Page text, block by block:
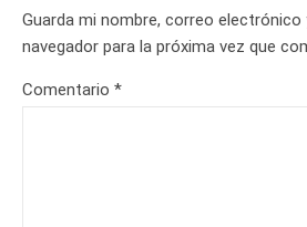
Guarda mi nombre, correo electrónico
navegador para la próxima vez que
Comentario *